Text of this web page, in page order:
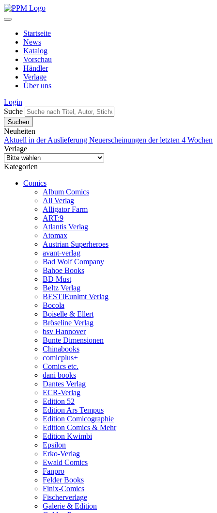
Startseite
News
Katalog
Vorschau
Händler
Verlage
Über uns
Login
Suche
Neuheiten
Aktuell in der Auslieferung Neuerscheinungen der letzten 4 Wochen
Verlage
Kategorien
Comics
Album Comics
All Verlag
Alligator Farm
ART:9
Atlantis Verlag
Atomax
Austrian Superheroes
avant-verlag
Bad Wolf Company
Bahoe Books
BD Must
Beltz Verlag
BESTIEunlmt Verlag
Bocola
Boiselle & Ellert
Bröseline Verlag
bsv Hannover
Bunte Dimensionen
Chinabooks
comicplus+
Comics etc.
dani books
Dantes Verlag
ECR-Verlag
Edition 52
Edition Ars Tempus
Edition Comicographie
Edition Comics & Mehr
Edition Kwimbi
Epsilon
Erko-Verlag
Ewald Comics
Fanpro
Felder Books
Finix-Comics
Fischerverlage
Galerie & Edition